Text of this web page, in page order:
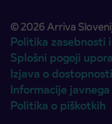
© 2026 Arriva
Politika zasebnosti
Splošni pogoji
Izjava o dostopnosti
Informacije
Politika o piškotkih